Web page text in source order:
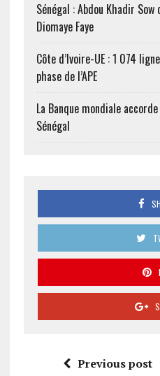
Sénégal : Abdou Khadir
Diomaye Faye
Côte d’Ivoire-UE : 1 074
phase de l’APE
La Banque mondiale
Sénégal
Previous post